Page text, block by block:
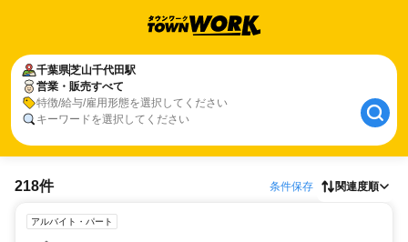
千葉県芝山千代田駅
営業・販売すべて
特徴/給与/雇用形態を選択してください
キーワードを選択してください
218件 条件保存 関連度順
アルバイト・パート